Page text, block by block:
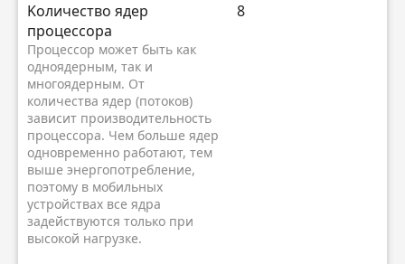
Kоличество ядер
процессора
Процессор может быть как
одноядерным, так и
многоядерным. От
количества ядер (потоков)
зависит производительность
процессора. Чем больше ядер
одновременно работают, тем
выше энергопотребление,
поэтому в мобильных
устройствах все ядра
задействуются только при
высокой нагрузке.
8